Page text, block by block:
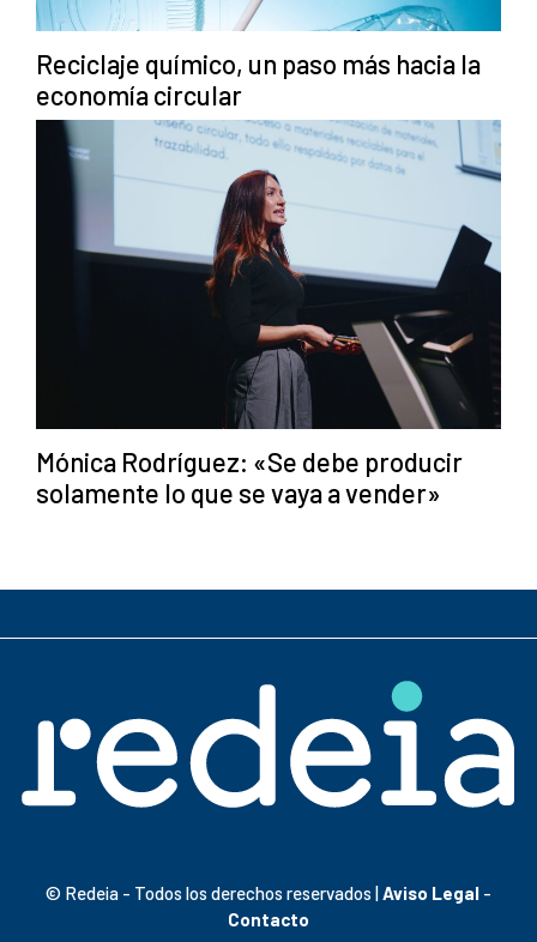
Reciclaje químico, un paso más hacia la
economía circular
Mónica Rodríguez: «Se debe producir
solamente lo que se vaya a vender»
© Redeia - Todos los derechos reservados |Aviso Legal -
Contacto